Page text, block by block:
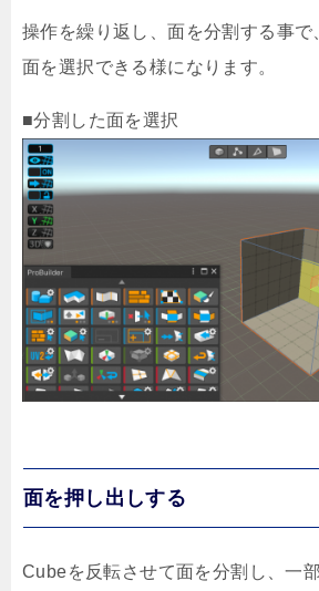
操作を繰り返し、面を分割する事で
面を選択できる様になります。
■分割した面を選択
面を押し出しする
Cubeを反転させて面を分割し、一